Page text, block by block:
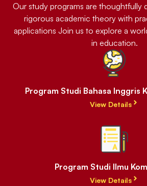
Our study programs are thoughtfully
rigorous academic theory with
applications Join us to explore a
in education.
Program Studi Bahasa Inggris
View Details
Program Studi Ilmu
View Details